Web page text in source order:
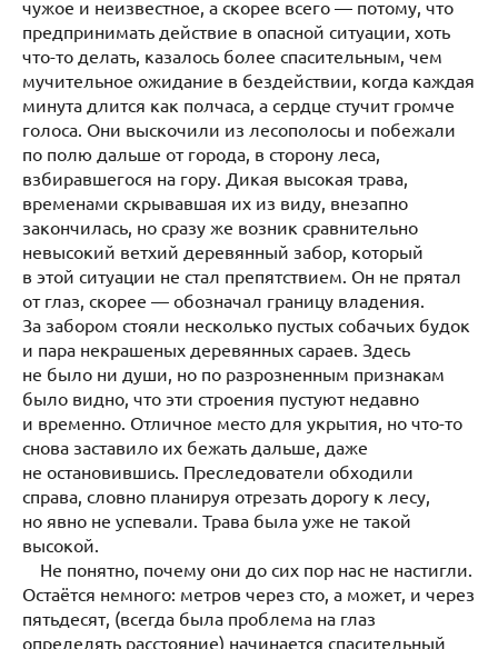
чужое и неизвестное, а скорее всего — потому, что
предпринимать действие в опасной ситуации, хоть
что-то делать, казалось более спасительным, чем
мучительное ожидание в бездействии, когда каждая
минута длится как полчаса, а сердце стучит громче
голоса. Они выскочили из лесополосы и побежали
по полю дальше от города, в сторону леса,
взбиравшегося на гору. Дикая высокая трава,
временами скрывавшая их из виду, внезапно
закончилась, но сразу же возник сравнительно
невысокий ветхий деревянный забор, который
в этой ситуации не стал препятствием. Он не прятал
от глаз, скорее — обозначал границу владения.
За забором стояли несколько пустых собачьих будок
и пара некрашеных деревянных сараев. Здесь
не было ни души, но по разрозненным признакам
было видно, что эти строения пустуют недавно
и временно. Отличное место для укрытия, но что-то
снова заставило их бежать дальше, даже
не остановившись. Преследователи обходили
справа, словно планируя отрезать дорогу к лесу,
но явно не успевали. Трава была уже не такой
высокой.
Не понятно, почему они до сих пор нас не настигли.
Остаётся немного: метров через сто, а может, и через
пятьдесят, (всегда была проблема на глаз
определять расстояние) начинается спасительный